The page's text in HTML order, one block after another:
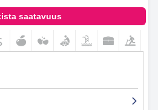
saatavuus